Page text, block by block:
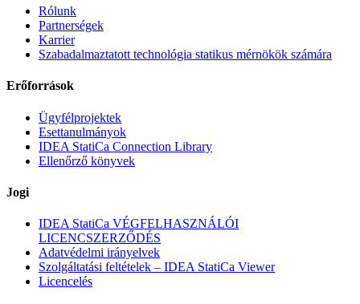
Rólunk
Partnerségek
Karrier
Szabadalmaztatott technológia statikus mérnökök számára
Erőforrások
Ügyfélprojektek
Esettanulmányok
IDEA StatiCa Connection Library
Ellenőrző könyvek
Jogi
IDEA StatiCa VÉGFELHASZNÁLÓI
LICENCSZERZŐDÉS
Adatvédelmi irányelvek
Szolgáltatási feltételek – IDEA StatiCa Viewer
Licencelés